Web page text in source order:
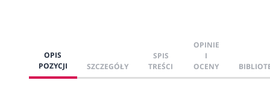
OPIS
POZYCJI
SZCZEGÓŁY
SPIS
TREŚCI
OPINIE
I
OCENY